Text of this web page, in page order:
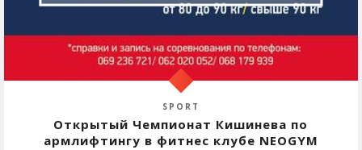
SPORT
Открытый Чемпионат Кишинева по
армлифтингу в фитнес клубе NEOGYM